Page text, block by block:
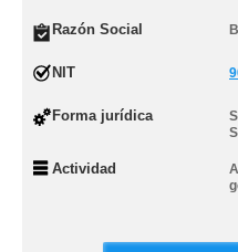
Razón Social
NIT
Forma jurídica
Actividad